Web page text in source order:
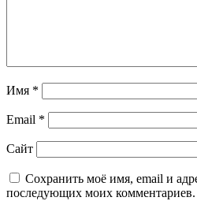
Имя *
Email *
Сайт
Сохранить моё имя, email и
последующих моих комментариев.